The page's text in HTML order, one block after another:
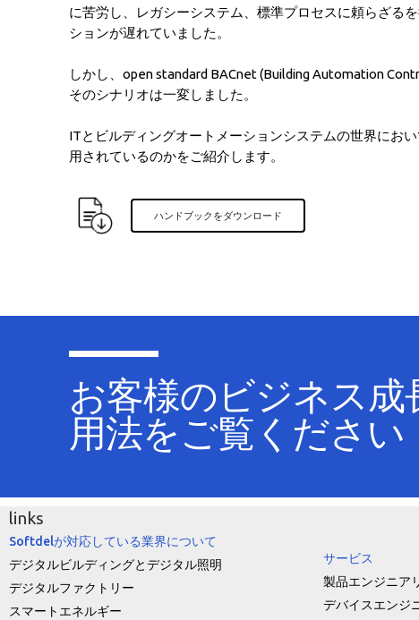
に苦労し、レガシーシステム、標準プロセスに頼らざる
ションが遅れていました。
しかし、open standard BACnet (Building Automation
そのシナリオは一変しました。
ITとビルディングオートメーションシステムの世界にお
用されているのかをご紹介します。
ハンドブックをダウンロード
お客様のビジネス
用法をご覧ください
links
Softdelが対応している業界について
デジタルビルディングとデジタル照明
デジタルファクトリー
スマートエネルギー
サービス
製品エンジニア
デバイスエンジ